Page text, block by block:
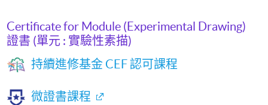
Certificate for Module (Experimental Drawing)
證書 (單元 : 實驗性素描)
持續進修基金 CEF 認可課程
微證書課程